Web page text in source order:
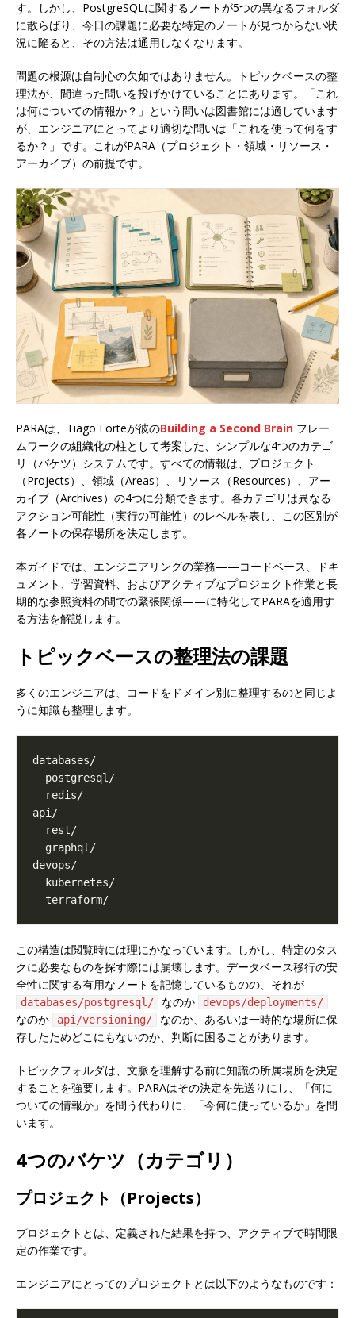
す。しかし、PostgreSQLに関するノートが5つの異なるフォルダ
に散らばり、今日の課題に必要な特定のノートが見つからない状
況に陥ると、その方法は通用しなくなります。
問題の根源は自制心の欠如ではありません。トピックベースの整
理法が、間違った問いを投げかけていることにあります。「これ
は何についての情報か？」という問いは図書館には適しています
が、エンジニアにとってより適切な問いは「これを使って何をす
るか？」です。これがPARA（プロジェクト・領域・リソース・
アーカイブ）の前提です。
PARAは、Tiago Forteが彼のBuilding a Second Brain フレー
ムワークの組織化の柱として考案した、シンプルな4つのカテゴ
リ（バケツ）システムです。すべての情報は、プロジェクト
（Projects）、領域（Areas）、リソース（Resources）、アー
カイブ（Archives）の4つに分類できます。各カテゴリは異なる
アクション可能性（実行の可能性）のレベルを表し、この区別が
各ノートの保存場所を決定します。
本ガイドでは、エンジニアリングの業務——コードベース、ドキ
ュメント、学習資料、およびアクティブなプロジェクト作業と長
期的な参照資料の間での緊張関係——に特化してPARAを適用す
る方法を解説します。
トピックベースの整理法の課題
多くのエンジニアは、コードをドメイン別に整理するのと同じよ
うに知識も整理します。
この構造は閲覧時には理にかなっています。しかし、特定のタス
クに必要なものを探す際には崩壊します。データベース移行の安
全性に関する有用なノートを記憶しているものの、それが
databases/postgresql/ なのか devops/deployments/
なのか api/versioning/
なのか、あるいは一時的な場所に保
存したためどこにもないのか、判断に困ることがあります。
トピックフォルダは、文脈を理解する前に知識の所属場所を決定
することを強要します。PARAはその決定を先送りにし、「何に
ついての情報か」を問う代わりに、「今何に使っているか」を問
います。
4つのバケツ（カテゴリ）
プロジェクト（Projects）
プロジェクトとは、定義された結果を持つ、アクティブで時間限
定の作業です。
エンジニアにとってのプロジェクトとは以下のようなものです：